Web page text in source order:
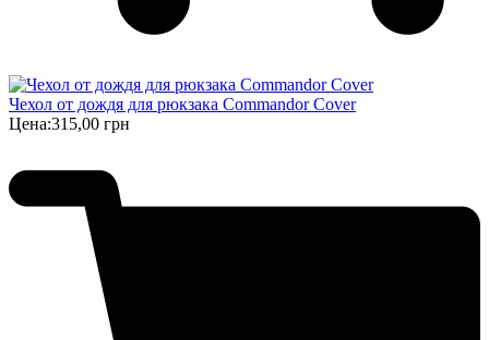
Чехол от дождя для рюкзака Commandor Cover
Цена:315,00 грн